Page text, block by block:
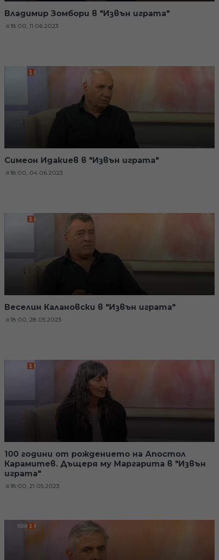
Владимир Зомбори в "Извън играта"
18:00, 11.06.2023
Симеон Идакиев в "Извън играта"
18:00, 04.06.2023
Веселин Калановски в "Извън играта"
18:00, 28.05.2023
100 години от рождението на Апостол
Карамитев. Дъщеря му Маргарита в "Извън
играта"
18:00, 21.05.2023